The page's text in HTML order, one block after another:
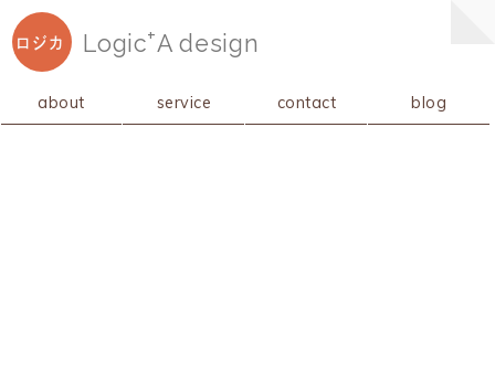
ロジカ Logic+A design
about service contact blog